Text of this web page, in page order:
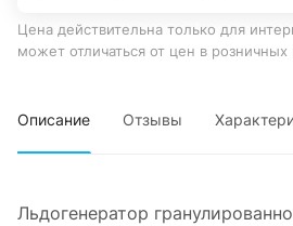
Цена действительна только для
может отличаться от цен в розничных
Описание Отзывы
Льдогенератор